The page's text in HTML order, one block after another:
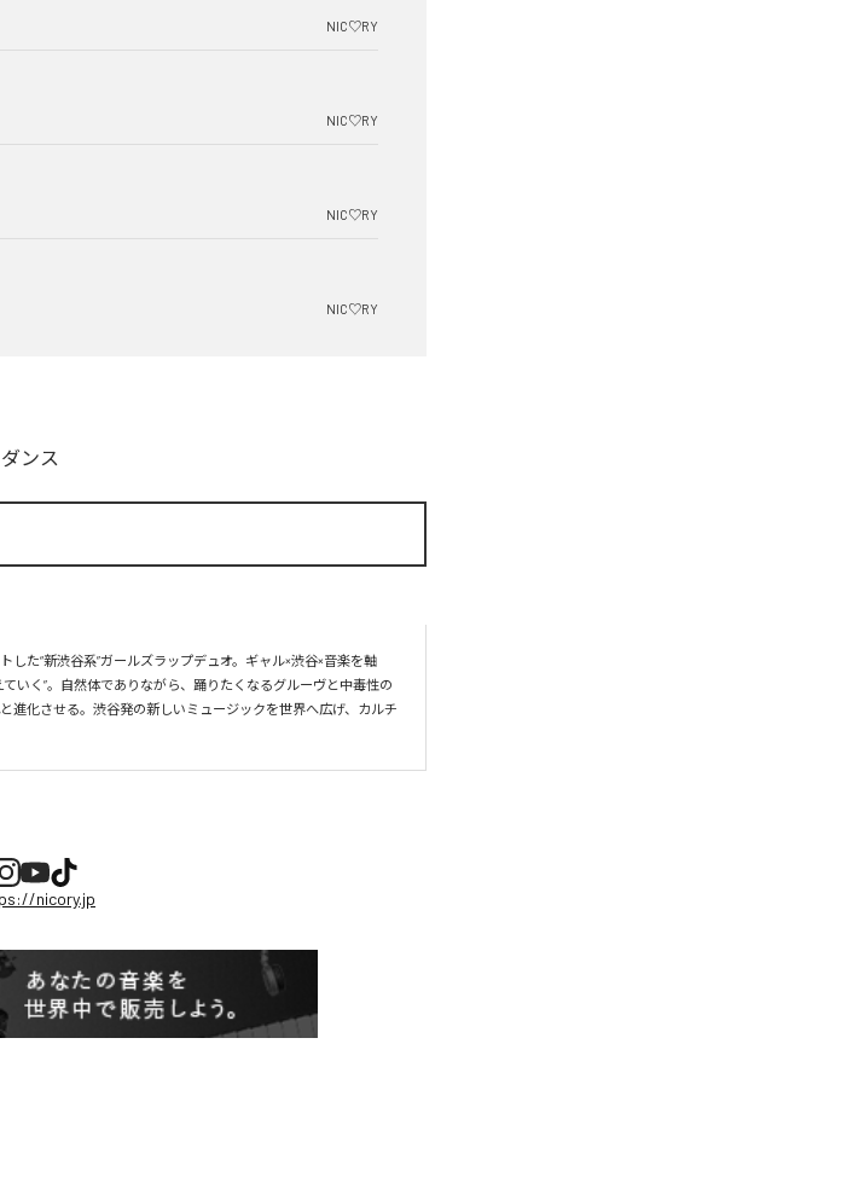
NIC♡RY
NIC♡RY
NIC♡RY
NIC♡RY
ダンス
た“新渋谷系”ガールズラップデュオ。ギャル×渋谷×音楽を軸
いく”。自然体でありながら、踊りたくなるグルーヴと中毒性の
進化させる。渋谷発の新しいミュージックを世界へ広げ、カルチ
nicory.jp